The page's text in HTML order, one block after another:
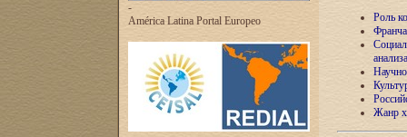
-
América Latina Portal Europeo
Роль
анализа
Жанр